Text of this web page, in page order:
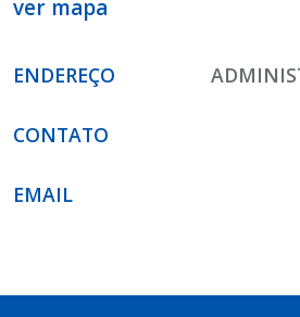
ver mapa
ENDEREÇO
CONTATO
EMAIL